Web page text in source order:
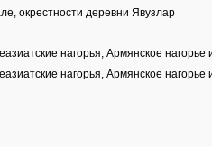
окрестности деревни Явузлар
нагорья, Армянское
нагорья, Армянское